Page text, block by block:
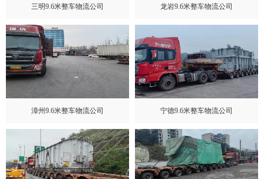
三明9.6米整车物流公司 龙岩9.6米整车物流公司
漳州9.6米整车物流公司 宁德9.6米整车物流公司